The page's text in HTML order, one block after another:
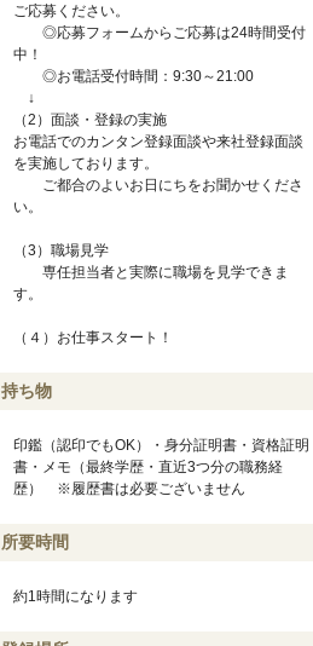
ご応募ください。
◎応募フォームからご応募は24時間受付
中！
◎お電話受付時間：9:30～21:00
↓
（2）面談・登録の実施
お電話でのカンタン登録面談や来社登録面談
を実施しております。
ご都合のよいお日にちをお聞かせくださ
い。
（3）職場見学
専任担当者と実際に職場を見学できま
す。
（４）お仕事スタート！
持ち物
印鑑（認印でもOK）・身分証明書・資格証明
書・メモ（最終学歴・直近3つ分の職務経
歴） ※履歴書は必要ございません
所要時間
約1時間になります